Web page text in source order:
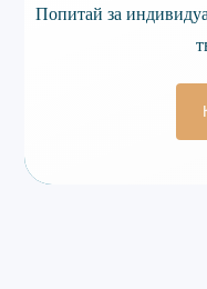
Попитай за